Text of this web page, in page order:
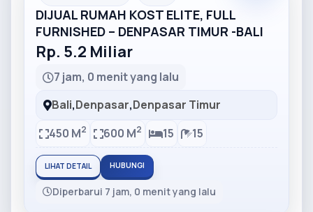
DIJUAL RUMAH KOST ELITE, FULL
FURNISHED – DENPASAR TIMUR -BALI
Rp. 5.2 Miliar
7 jam, 0 menit yang lalu
Bali,Denpasar,Denpasar Timur
450 M2 600 M2 15 15
LIHAT DETAIL HUBUNGI
Diperbarui 7 jam, 0 menit yang lalu